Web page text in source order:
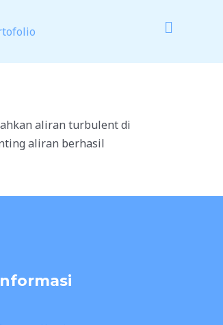
aliran turbulent di
aliran berhasil